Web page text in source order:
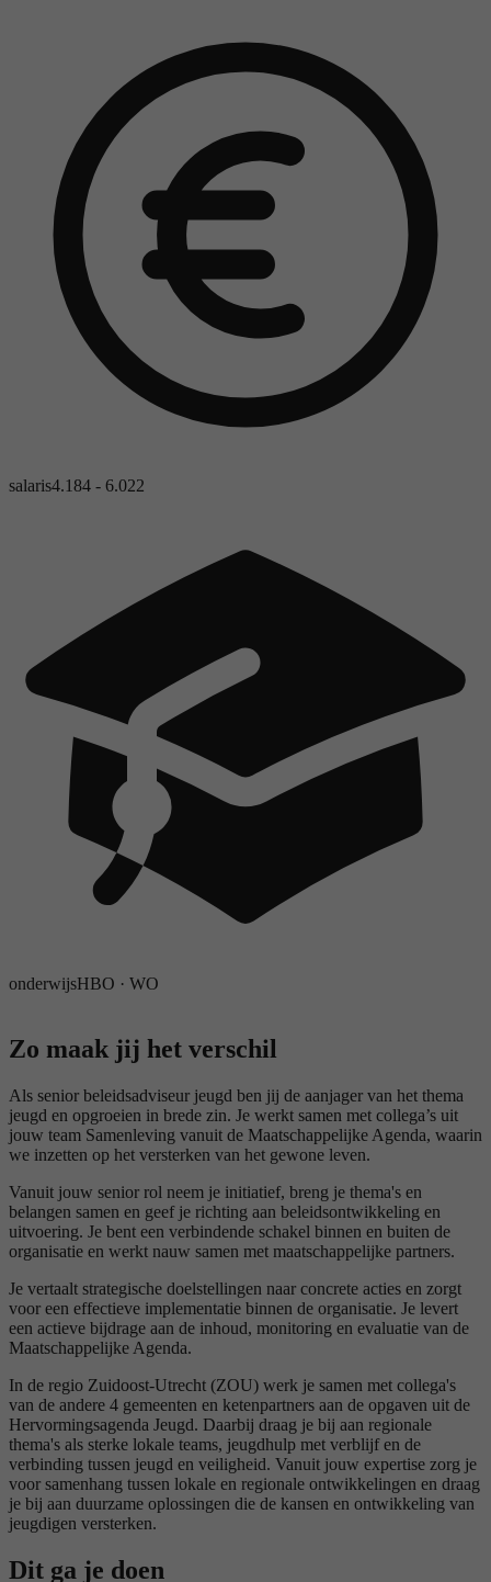
salaris4.184 - 6.022
onderwijsHBO · WO
Zo maak jij het verschil
Als senior beleidsadviseur jeugd ben jij de aanjager van het thema
jeugd en opgroeien in brede zin. Je werkt samen met collega’s uit
jouw team Samenleving vanuit de Maatschappelijke Agenda, waarin
we inzetten op het versterken van het gewone leven.
Vanuit jouw senior rol neem je initiatief, breng je thema's en
belangen samen en geef je richting aan beleidsontwikkeling en
uitvoering. Je bent een verbindende schakel binnen en buiten de
organisatie en werkt nauw samen met maatschappelijke partners.
Je vertaalt strategische doelstellingen naar concrete acties en zorgt
voor een effectieve implementatie binnen de organisatie. Je levert
een actieve bijdrage aan de inhoud, monitoring en evaluatie van de
Maatschappelijke Agenda.
In de regio Zuidoost-Utrecht (ZOU) werk je samen met collega's
van de andere 4 gemeenten en ketenpartners aan de opgaven uit de
Hervormingsagenda Jeugd. Daarbij draag je bij aan regionale
thema's als sterke lokale teams, jeugdhulp met verblijf en de
verbinding tussen jeugd en veiligheid. Vanuit jouw expertise zorg je
voor samenhang tussen lokale en regionale ontwikkelingen en draag
je bij aan duurzame oplossingen die de kansen en ontwikkeling van
jeugdigen versterken.
Dit ga je doen